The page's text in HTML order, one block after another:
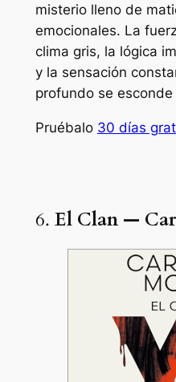
misterio lleno de
emocionales. La
clima gris, la lógica
y la sensación
profundo se
Pruébalo 30 días
6.El Clan —